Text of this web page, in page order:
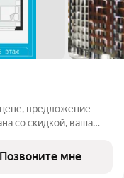
предложение
со скидкой, ваша
с предчистовой
Позвоните мне